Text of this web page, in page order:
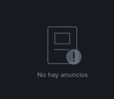
No hay anuncios